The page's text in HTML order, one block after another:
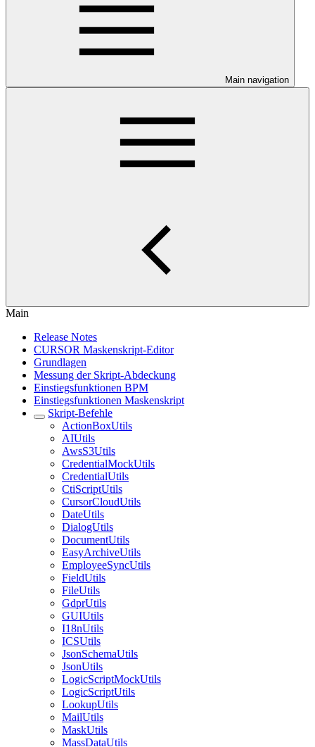
Main navigation
Main
Release Notes
CURSOR Maskenskript-Editor
Grundlagen
Messung der Skript-Abdeckung
Einstiegsfunktionen BPM
Einstiegsfunktionen Maskenskript
Skript-Befehle
ActionBoxUtils
AIUtils
AwsS3Utils
CredentialMockUtils
CredentialUtils
CtiScriptUtils
CursorCloudUtils
DateUtils
DialogUtils
DocumentUtils
EasyArchiveUtils
EmployeeSyncUtils
FieldUtils
FileUtils
GdprUtils
GUIUtils
I18nUtils
ICSUtils
JsonSchemaUtils
JsonUtils
LogicScriptMockUtils
LogicScriptUtils
LookupUtils
MailUtils
MaskUtils
MassDataUtils